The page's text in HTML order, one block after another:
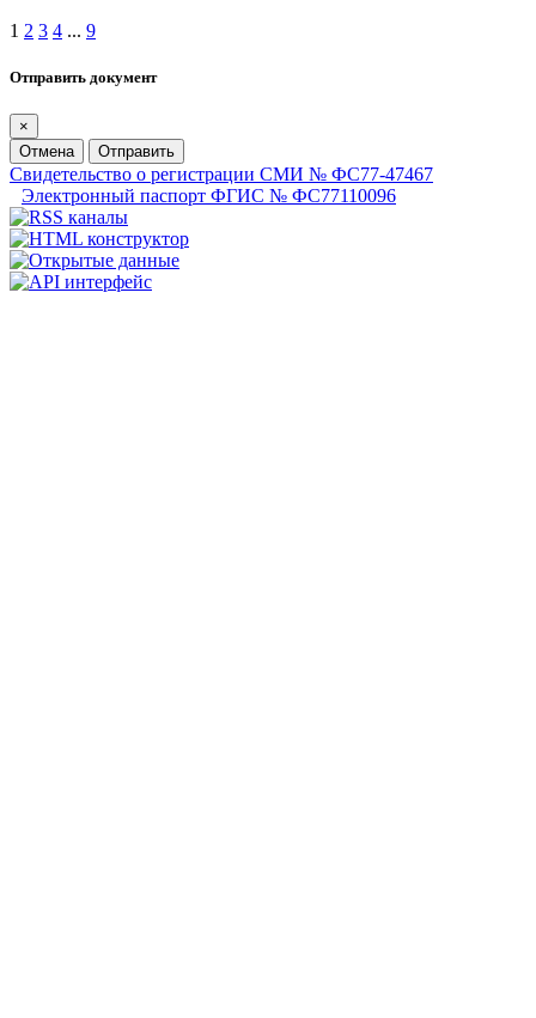
1 2 3 4 ... 9
Отправить документ
×
Отмена
Отправить
Свидетельство о регистрации СМИ № ФС77-47467
Электронный паспорт ФГИС № ФС77110096